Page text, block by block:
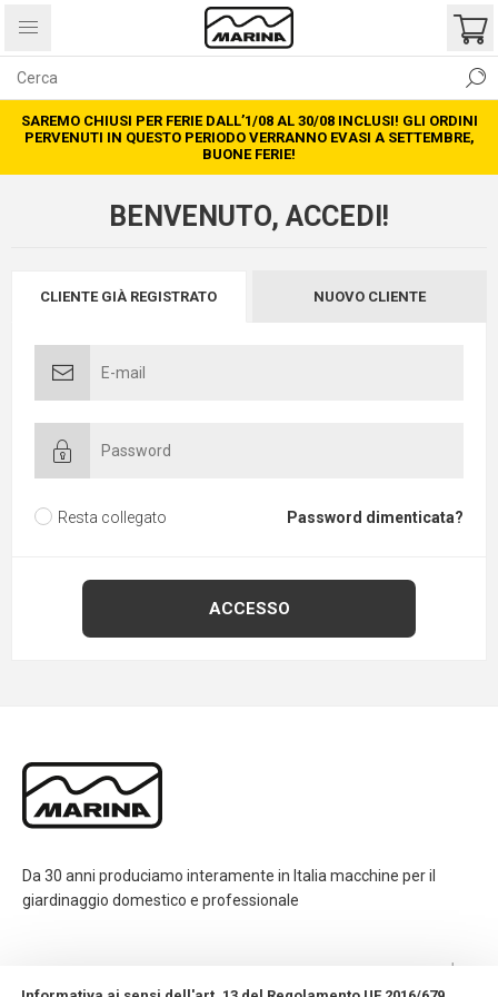
SAREMO CHIUSI PER FERIE DALL’1/08 AL 30/08 INCLUSI! GLI ORDINI
PERVENUTI IN QUESTO PERIODO VERRANNO EVASI A SETTEMBRE,
BUONE FERIE!
BENVENUTO, ACCEDI!
CLIENTE GIÀ REGISTRATO NUOVO CLIENTE
Resta collegato Password dimenticata?
Da 30 anni produciamo interamente in Italia macchine per il
giardinaggio domestico e professionale